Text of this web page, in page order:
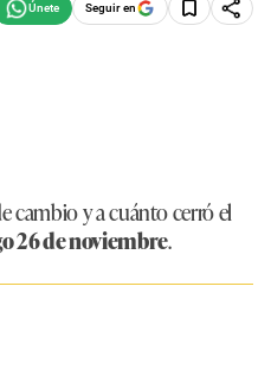
Seguir en
cambio y a cuánto cerró el
26 de noviembre.